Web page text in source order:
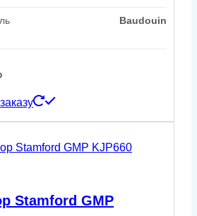
Baudouin
Stamford GMP